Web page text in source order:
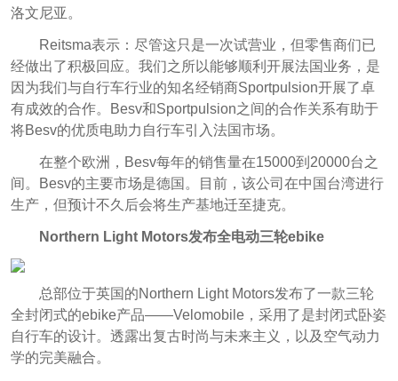
洛文尼亚。
Reitsma表示：尽管这只是一次试营业，但零售商们已
经做出了积极回应。我们之所以能够顺利开展法国业务，是
因为我们与自行车行业的知名经销商Sportpulsion开展了卓
有成效的合作。Besv和Sportpulsion之间的合作关系有助于
将Besv的优质电助力自行车引入法国市场。
在整个欧洲，Besv每年的销售量在15000到20000台之
间。Besv的主要市场是德国。目前，该公司在中国台湾进行
生产，但预计不久后会将生产基地迁至捷克。
Northern Light Motors发布全电动三轮ebike
总部位于英国的Northern Light Motors发布了一款三轮
全封闭式的ebike产品——Velomobile，采用了是封闭式卧姿
自行车的设计。透露出复古时尚与未来主义，以及空气动力
学的完美融合。